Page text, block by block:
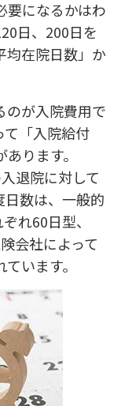
要になるかはわ
日、200日を
均在院日数」か
のが入院費用で
て「入院給付
ります。
退院に対して
日数は、一般的
れ60日型、
会社によって
います。